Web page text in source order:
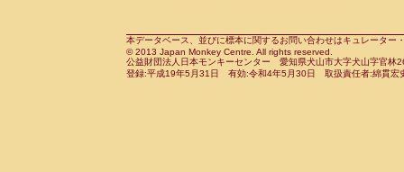
CercopithecidaePapio anubis(0)
CercopithecidaePapio cynocephalus
CercopithecidaePapio hamadryas(0)
CebidaeSaguinus leucopus(0)
CebidaeSaguinus midas(0)
Cebidae Saguinus mystax(0)
本データベース、並びに標本に関するお問い合わせはキュレータ
© 2013 Japan Monkey Centre. All rights reserved.
公益財団法人日本モンキーセンター 愛知県犬山市大字犬山字官
登録:平成19年5月31日 有効:令和4年5月30日 取扱責任者:綿貫宏